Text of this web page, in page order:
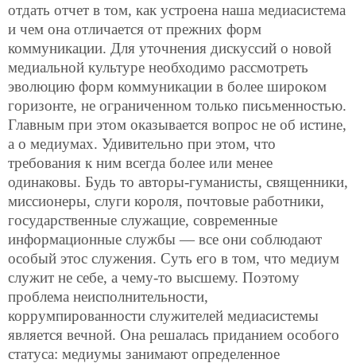
отдать отчет в том, как устроена наша медиасистема
и чем она отличается от прежних форм
коммуникации. Для уточнения дискуссий о новой
медиальной культуре необходимо рассмотреть
эволюцию форм коммуникации в более широком
горизонте, не ограниченном только письменностью.
Главным при этом оказывается вопрос не об истине,
а о медиумах. Удивительно при этом, что
требования к ним всегда более или менее
одинаковы. Будь то авторы-гуманисты, священники,
миссионеры, слуги короля, почтовые работники,
государственные служащие, современные
информационные службы — все они соблюдают
особый этос служения. Суть его в том, что медиум
служит не себе, а чему-то высшему. Поэтому
проблема неисполнительности,
коррумпированности служителей медиасистемы
является вечной. Она решалась приданием особого
статуса: медиумы занимают определенное